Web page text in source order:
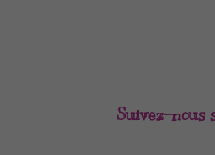
Suivez-nous